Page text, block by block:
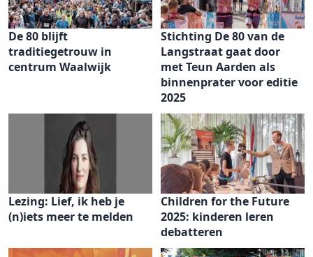
De 80 blijft
traditiegetrouw in
centrum Waalwijk
Stichting De 80 van de
Langstraat gaat door
met Teun Aarden als
binnenprater voor editie
2025
Lezing: Lief, ik heb je
(n)iets meer te melden
Children for the Future
2025: kinderen leren
debatteren